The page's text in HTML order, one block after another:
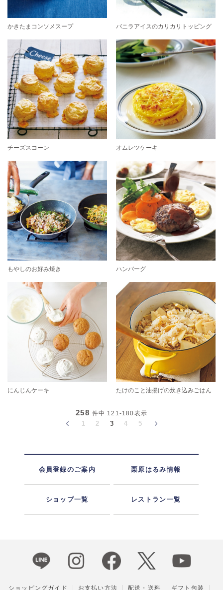
かきたまコンソメスープ バニラアイスのカリカリトッピング
チーズスコーン オムレツケーキ
もやしのお好み焼き ハンバーグ
にんじんケーキ たけのこと油揚げの炊き込みごはん
258 件中 121-180表示
1 2 3 4 5
会員登録のご案内 栗原はるみ情報
ショップ一覧 レストラン一覧
ショッピングガイド お支払い方法 配送・送料 ギフト包装